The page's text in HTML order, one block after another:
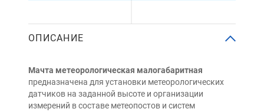
ОПИСАНИЕ
Мачта метеорологическая малогабаритная
предназначена для установки метеорологических
датчиков на заданной высоте и организации
измерений в составе метеопостов и систем